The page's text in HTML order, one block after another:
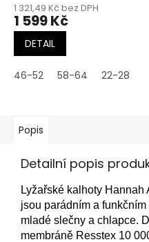
1 321,49 Kč bez DPH
1 599 Kč
DETAIL
46-52 58-64 22-28
Popis
Detailní popis
Lyžařské kalhoty Hannah
jsou parádním a
mladé slečny a chlapce.
membráně Resstex 10